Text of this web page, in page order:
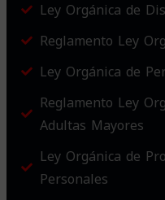
Ley Orgánica de
Reglamento Ley
Ley Orgánica de
Reglamento Ley
Adultas Mayores
Ley Orgánica de
Personales